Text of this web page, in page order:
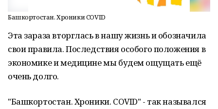
Башкортостан. Хроники COVID
Эта зараза вторглась в нашу жизнь и обозначила
свои правила. Последствия особого положения в
экономике и медицине мы будем ощущать ещё
очень долго.
"Башкортостан. Хроники. COVID" - так назывался